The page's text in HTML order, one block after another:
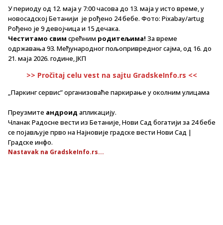
У периоду од 12. маја у 7:00 часова до 13. маја у исто време, у
новосадској Бетанији је рођено 24 бебе. Фото: Pixabay/artug
Рођено је 9 девојчица и 15 дечака.
Честитамо свим срећним родитељима! За време
одржавања 93. Међународног пољопривредног сајма, од 16. до
21. маја 2026. године, ЈКП
>> Pročitaj celu vest na sajtu GradskeInfo.rs <<
„Паркинг сервис” организоваће паркирање у околним улицама
Преузмите андроид апликацију.
Чланак Радосне вести из Бетаније, Нови Сад богатији за 24 бебе
се појављује прво на Најновије градске вести Нови Сад |
Градске инфо.
Nastavak na GradskeInfo.rs...